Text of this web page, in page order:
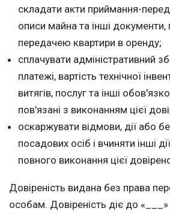
складати акти приймання-
описи майна та інші документи,
передачею квартири в оренду;
сплачувати адміністративний
платежі, вартість технічної
витягів, послуг та інші
пов'язані з виконанням цієї
оскаржувати відмови, дії або
посадових осіб і вчиняти інші
повного виконання цієї
Довіреність видана без права
особам. Довіреність діє до